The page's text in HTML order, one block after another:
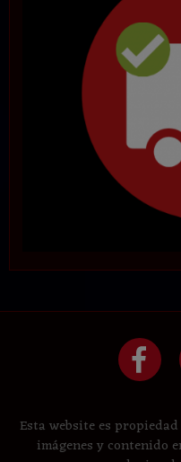
Esta website es
imágenes y contenido